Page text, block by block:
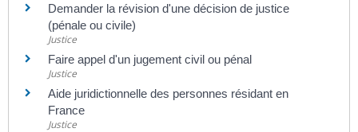
Demander la révision d'une décision de justice
(pénale ou civile)
Justice
Faire appel d'un jugement civil ou pénal
Justice
Aide juridictionnelle des personnes résidant en
France
Justice